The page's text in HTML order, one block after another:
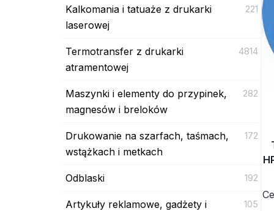
Kalkomania i tatuaże z drukarki
laserowej
221
Termotransfer z drukarki
atramentowej
4814
Maszynki i elementy do przypinek,
magnesów i breloków
282
Drukowanie na szarfach, taśmach,
wstążkach i metkach
172
Odblaski 192
Artykuły reklamowe, gadżety i
105